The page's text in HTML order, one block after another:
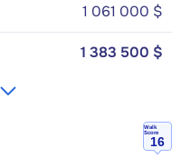
1 061 000 $
1 383 500 $
Walk
Score
16